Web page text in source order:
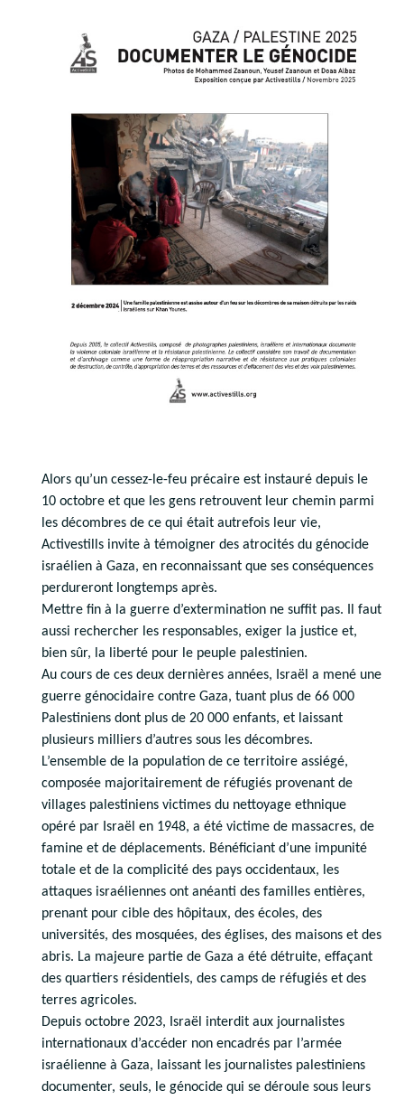
Alors qu’un cessez-le-feu précaire est instauré depuis le
10 octobre et que les gens retrouvent leur chemin parmi
les décombres de ce qui était autrefois leur vie,
Activestills invite à témoigner des atrocités du génocide
israélien à Gaza, en reconnaissant que ses conséquences
perdureront longtemps après.
Mettre fin à la guerre d’extermination ne suffit pas. Il faut
aussi rechercher les responsables, exiger la justice et,
bien sûr, la liberté pour le peuple palestinien.
Au cours de ces deux dernières années, Israël a mené une
guerre génocidaire contre Gaza, tuant plus de 66 000
Palestiniens dont plus de 20 000 enfants, et laissant
plusieurs milliers d’autres sous les décombres.
L’ensemble de la population de ce territoire assiégé,
composée majoritairement de réfugiés provenant de
villages palestiniens victimes du nettoyage ethnique
opéré par Israël en 1948, a été victime de massacres, de
famine et de déplacements. Bénéficiant d’une impunité
totale et de la complicité des pays occidentaux, les
attaques israéliennes ont anéanti des familles entières,
prenant pour cible des hôpitaux, des écoles, des
universités, des mosquées, des églises, des maisons et des
abris. La majeure partie de Gaza a été détruite, effaçant
des quartiers résidentiels, des camps de réfugiés et des
terres agricoles.
Depuis octobre 2023, Israël interdit aux journalistes
internationaux d’accéder non encadrés par l’armée
israélienne à Gaza, laissant les journalistes palestiniens
documenter, seuls, le génocide qui se déroule sous leurs